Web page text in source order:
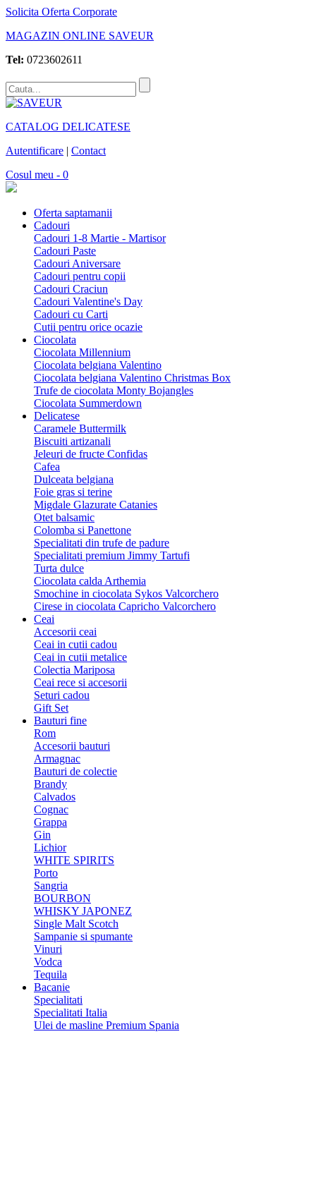
Solicita Oferta Corporate
MAGAZIN ONLINE SAVEUR
Tel: 0723602611
CATALOG DELICATESE
Autentificare | Contact
Cosul meu - 0
Oferta saptamanii
Cadouri
Cadouri 1-8 Martie - Martisor
Cadouri Paste
Cadouri Aniversare
Cadouri pentru copii
Cadouri Craciun
Cadouri Valentine's Day
Cadouri cu Carti
Cutii pentru orice ocazie
Ciocolata
Ciocolata Millennium
Ciocolata belgiana Valentino
Ciocolata belgiana Valentino Christmas Box
Trufe de ciocolata Monty Bojangles
Ciocolata Summerdown
Delicatese
Caramele Buttermilk
Biscuiti artizanali
Jeleuri de fructe Confidas
Cafea
Dulceata belgiana
Foie gras si terine
Migdale Glazurate Catanies
Otet balsamic
Colomba si Panettone
Specialitati din trufe de padure
Specialitati premium Jimmy Tartufi
Turta dulce
Ciocolata calda Arthemia
Smochine in ciocolata Sykos Valcorchero
Cirese in ciocolata Capricho Valcorchero
Ceai
Accesorii ceai
Ceai in cutii cadou
Ceai in cutii metalice
Colectia Mariposa
Ceai rece si accesorii
Seturi cadou
Gift Set
Bauturi fine
Rom
Accesorii bauturi
Armagnac
Bauturi de colectie
Brandy
Calvados
Cognac
Grappa
Gin
Lichior
WHITE SPIRITS
Porto
Sangria
BOURBON
WHISKY JAPONEZ
Single Malt Scotch
Sampanie si spumante
Vinuri
Vodca
Tequila
Bacanie
Specialitati
Specialitati Italia
Ulei de masline Premium Spania